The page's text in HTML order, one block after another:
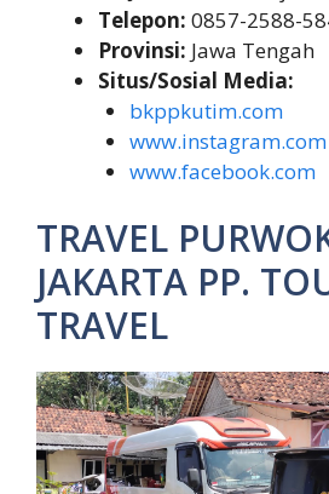
Telepon: 0857-2588-
Provinsi: Jawa Tengah
Situs/Sosial Media:
bkppkutim.com
www.instagram.com
www.facebook.com
TRAVEL
JAKARTA PP.
TRAVEL